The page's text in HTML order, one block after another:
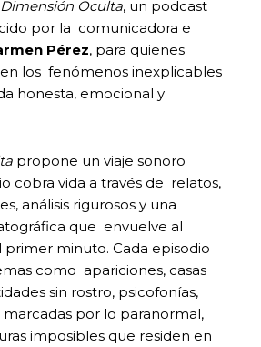
Dimensión Oculta, un podcast
por la comunicadora e
Pérez, para quienes
los fenómenos inexplicables
honesta, emocional y
propone un viaje sonoro
cobra vida a través de relatos,
análisis rigurosos y una
que envuelve al
minuto. Cada episodio
como apariciones, casas
sin rostro, psicofonías,
marcadas por lo paranormal,
imposibles que residen en